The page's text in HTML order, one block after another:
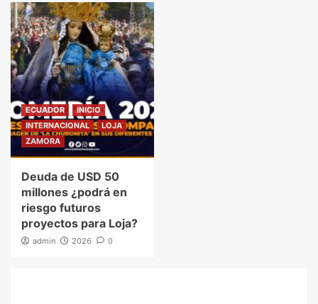
ECUADOR
INICIO
INTERNACIONAL
LOJA
ZAMORA
Deuda de USD 50
millones ¿podrá en
riesgo futuros
proyectos para Loja?
admin 2026 0